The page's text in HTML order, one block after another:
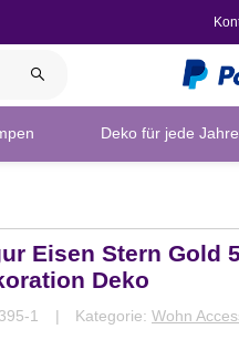
Deko für jede
Eisen Stern Gold
Deko
1 Kategorie: Wohn